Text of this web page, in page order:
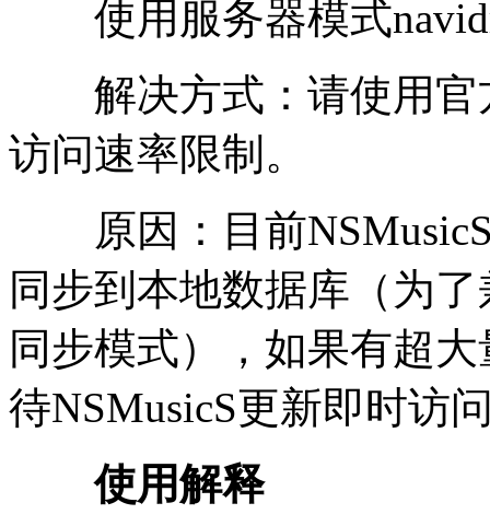
使用服务器模式
解决方式：请使用官
访问速率限制。
原因：目前NSMusicS
同步到本地数据库（为
同步模式），如果有超
待NSMusicS更新即时访
使用解释